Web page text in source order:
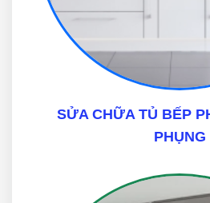
SỬA CHỮA TỦ BẾP
PHỤNG